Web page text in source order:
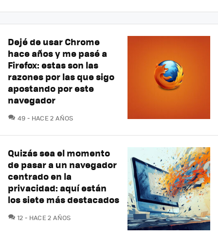
Dejé de usar Chrome
hace años y me pasé a
Firefox: estas son las
razones por las que sigo
apostando por este
navegador
49 COMENTARIOS
HACE 2 AÑOS
Quizás sea el momento
de pasar a un navegador
centrado en la
privacidad: aquí están
los siete más destacados
12 COMENTARIOS
HACE 2 AÑOS